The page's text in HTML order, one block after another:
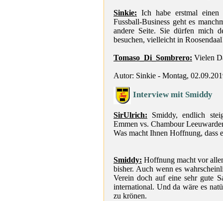
Sinkie: Ich habe erstmal einen
Fussball-Business geht es
andere Seite. Sie dürfen mich
besuchen, vielleicht in
Tomaso_Di_Sombrero: Vielen
Autor: Sinkie - Montag,
Interview mit Smiddy
SirUlrich: Smiddy, endlich
Emmen vs. Chambour
Was macht Ihnen Hoffnung, dass
Smiddy: Hoffnung macht vor
bisher. Auch wenn es
Verein doch auf eine sehr gute
international. Und da wäre es
zu krönen.